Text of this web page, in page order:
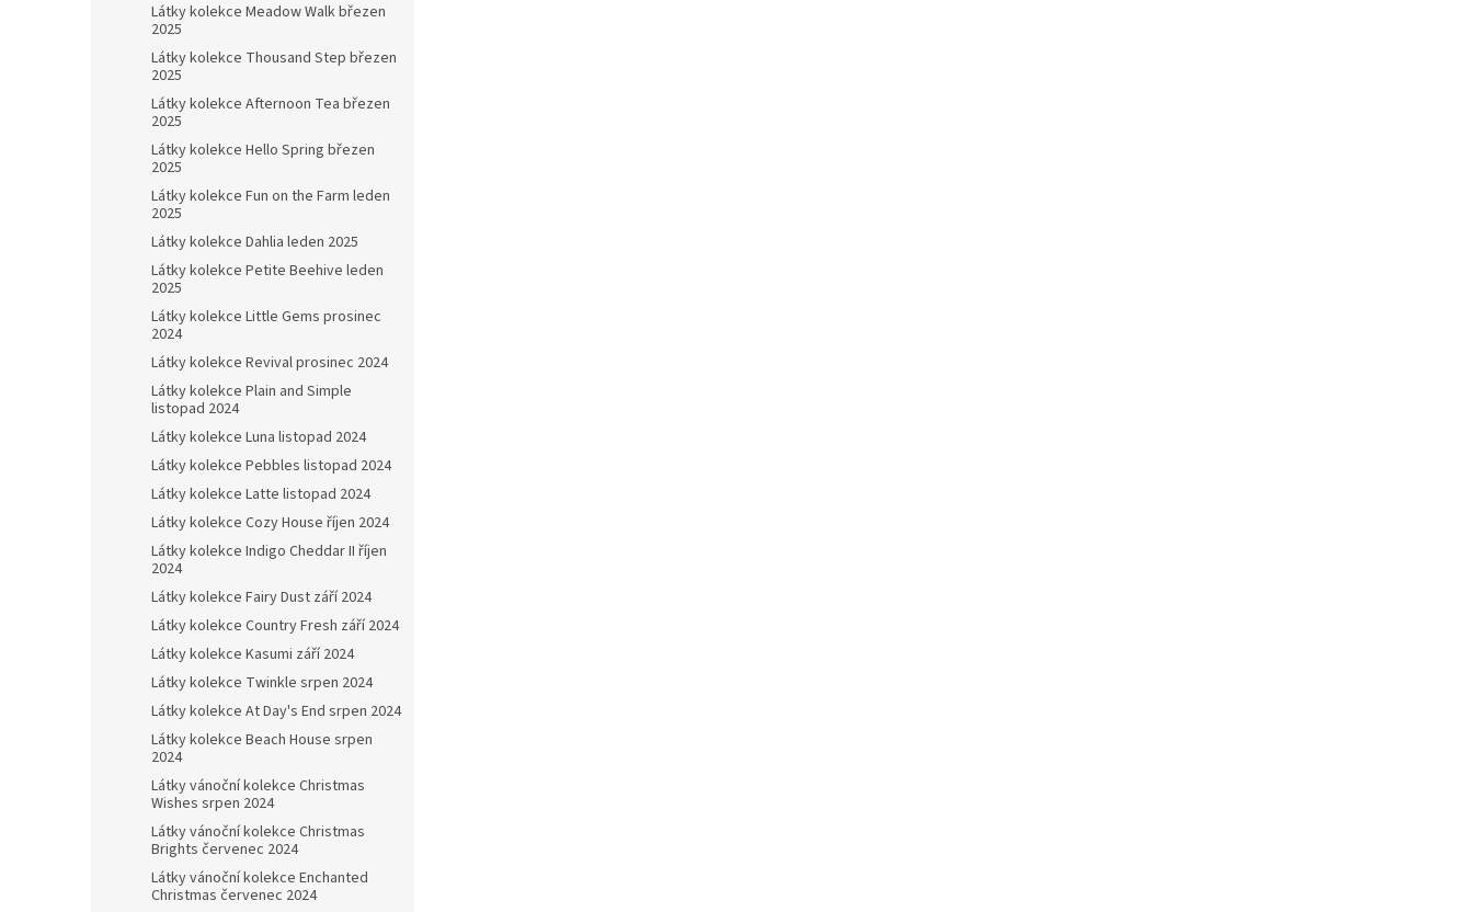
Látky kolekce Meadow Walk březen
2025
Látky kolekce Thousand Step březen
2025
Látky kolekce Afternoon Tea březen
2025
Látky kolekce Hello Spring březen
2025
Látky kolekce Fun on the Farm leden
2025
Látky kolekce Dahlia leden 2025
Látky kolekce Petite Beehive leden
2025
Látky kolekce Little Gems prosinec
2024
Látky kolekce Revival prosinec 2024
Látky kolekce Plain and Simple
listopad 2024
Látky kolekce Luna listopad 2024
Látky kolekce Pebbles listopad 2024
Látky kolekce Latte listopad 2024
Látky kolekce Cozy House říjen 2024
Látky kolekce Indigo Cheddar II říjen
2024
Látky kolekce Fairy Dust září 2024
Látky kolekce Country Fresh září 2024
Látky kolekce Kasumi září 2024
Látky kolekce Twinkle srpen 2024
Látky kolekce At Day's End srpen 2024
Látky kolekce Beach House srpen
2024
Látky vánoční kolekce Christmas
Wishes srpen 2024
Látky vánoční kolekce Christmas
Brights červenec 2024
Látky vánoční kolekce Enchanted
Christmas červenec 2024